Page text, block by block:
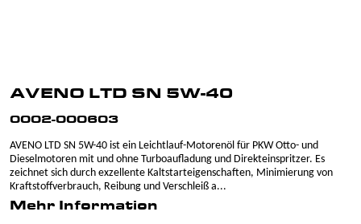
AVENO LTD SN 5W-40
0002-000603
AVENO LTD SN 5W-40 ist ein Leichtlauf-Motorenöl für PKW Otto- und
Dieselmotoren mit und ohne Turboaufladung und Direkteinspritzer. Es
zeichnet sich durch exzellente Kaltstarteigenschaften, Minimierung von
Kraftstoffverbrauch, Reibung und Verschleiß a...
Mehr Information